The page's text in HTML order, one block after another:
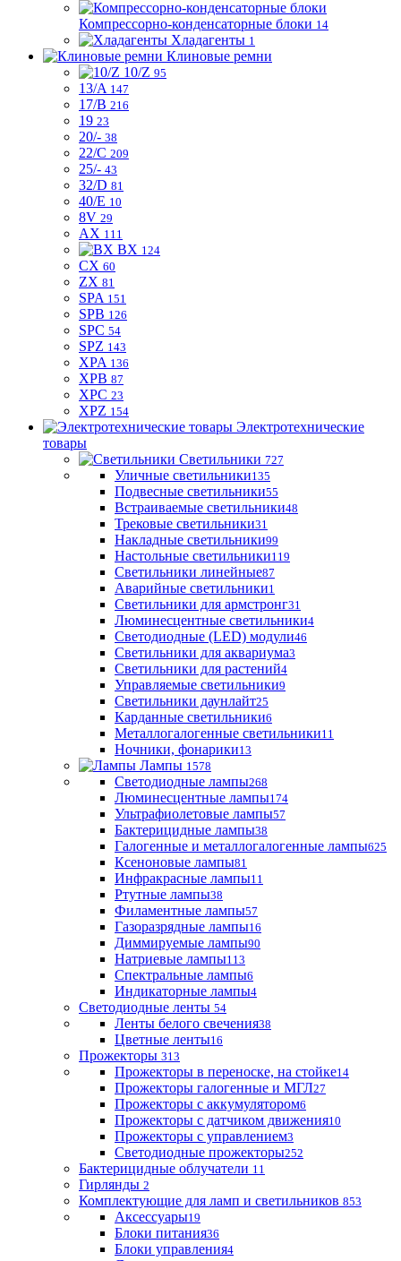
Компрессорно-конденсаторные блоки 14
Хладагенты 1
Клиновые ремни
10/Z 95
13/A 147
17/B 216
19 23
20/- 38
22/C 209
25/- 43
32/D 81
40/E 10
8V 29
AX 111
BX 124
CX 60
ZX 81
SPA 151
SPB 126
SPC 54
SPZ 143
XPA 136
XPB 87
XPC 23
XPZ 154
Электротехнические
товары
Светильники 727
Уличные светильники135
Подвесные светильники55
Встраиваемые светильники48
Трековые светильники31
Накладные светильники99
Настольные светильники119
Светильники линейные87
Аварийные светильники1
Светильники для армстронг31
Люминесцентные светильники4
Светодиодные (LED) модули46
Светильники для аквариума3
Светильники для растений4
Управляемые светильники9
Светильники даунлайт25
Карданные светильники6
Металлогалогенные светильники11
Ночники, фонарики13
Лампы 1578
Светодиодные лампы268
Люминесцентные лампы174
Ультрафиолетовые лампы57
Бактерицидные лампы38
Галогенные и металлогалогенные лампы625
Ксеноновые лампы81
Инфракрасные лампы11
Ртутные лампы38
Филаментные лампы57
Газоразрядные лампы16
Диммируемые лампы90
Натриевые лампы113
Спектральные лампы6
Индикаторные лампы4
Светодиодные ленты 54
Ленты белого свечения38
Цветные ленты16
Прожекторы 313
Прожекторы в переноске, на стойке14
Прожекторы галогенные и МГЛ27
Прожекторы с аккумулятором6
Прожекторы с датчиком движения10
Прожекторы с управлением3
Светодиодные прожекторы252
Бактерицидные облучатели 11
Гирлянды 2
Комплектующие для ламп и светильников 853
Аксессуары19
Блоки питания36
Блоки управления4